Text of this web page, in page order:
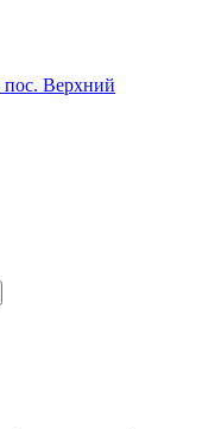
пос. Верхний